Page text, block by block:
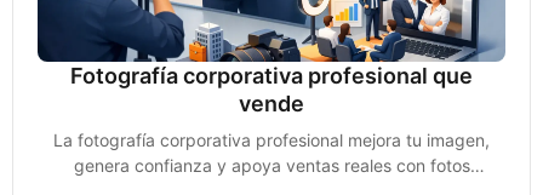
Fotografía corporativa profesional que
vende
La fotografía corporativa profesional mejora tu imagen,
genera confianza y apoya ventas reales con fotos